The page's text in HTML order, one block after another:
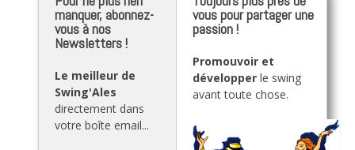
manquer, abonnez-
vous à nos
Newsletters !
Le meilleur de
Swing'Ales
directement dans
votre boîte email...
vous pour partager une
passion !
Promouvoir et
développer le swing
avant toute chose.